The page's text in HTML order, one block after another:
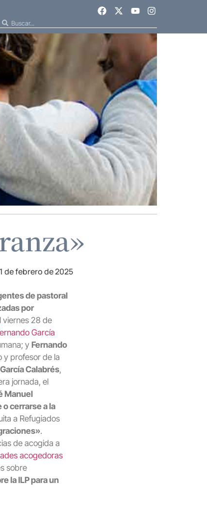
de febrero de 2025
de pastoral
por
viernes 28 de
García
y Fernando
y profesor de la
Calabrés,
jornada, el
Manuel
cerrarse a la
a Refugiados
.
de acogida a
acogedoras
sobre
la ILP para un